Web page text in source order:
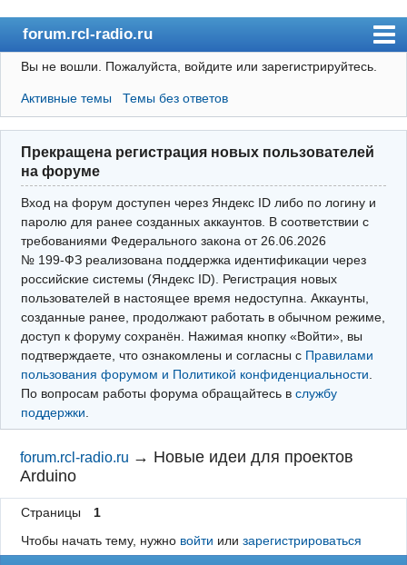
forum.rcl-radio.ru
rcl-radio.ru
Форум
Пользователи
Правила
Поиск
Вход(логин\пароль)
Войти через Яндекс ID
Выйти
Вы не вошли. Пожалуйста, войдите или зарегистрируйтесь.
Активные темы Темы без ответов
Прекращена регистрация новых пользователей
на форуме
Вход на форум доступен через Яндекс ID либо по логину и
паролю для ранее созданных аккаунтов. В соответствии с
требованиями Федерального закона от 26.06.2026
№ 199‑ФЗ реализована поддержка идентификации через
российские системы (Яндекс ID). Регистрация новых
пользователей в настоящее время недоступна. Аккаунты,
созданные ранее, продолжают работать в обычном режиме,
доступ к форуму сохранён. Нажимая кнопку «Войти», вы
подтверждаете, что ознакомлены и согласны с Правилами
пользования форумом и Политикой конфиденциальности
По вопросам работы форума обращайтесь в службу
поддержки
forum.rcl-radio.ru → Новые идеи для проектов
Arduino
Страницы
1
Чтобы начать тему, нужно войти или зарегистрироваться